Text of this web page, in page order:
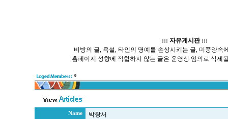
::: 자유게시판 :::
비방의 글, 욕설, 타인의 명예를 손상시키는 글, 미풍양속
홈페이지 성향에 적합하지 않는 글은 운영상 임의로 삭제
0
Name 박창서